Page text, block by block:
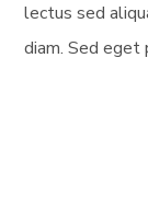
lectus sed
diam. Sed eget